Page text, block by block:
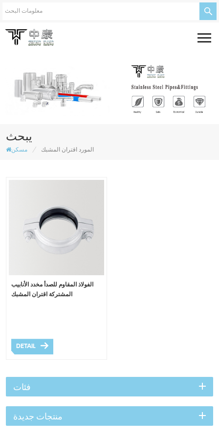
يبحث
مسكن / المورد اقتران المشبك
الفولاذ المقاوم للصدأ مخدد الأنابيب
المشتركة اقتران المشبك
DETAIL
فئات
منتجات جديدة